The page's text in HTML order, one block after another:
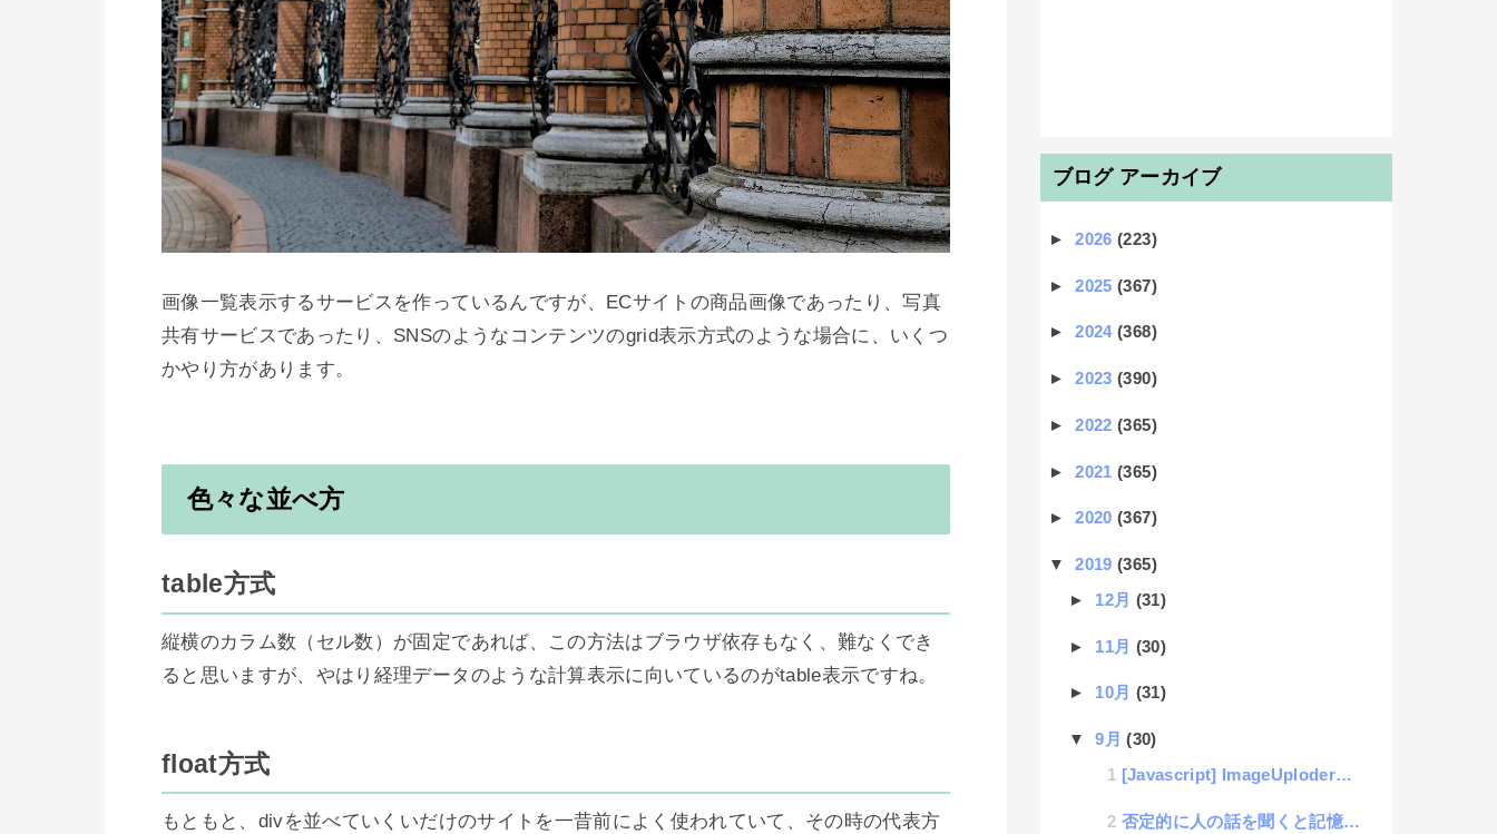
画像一覧表示するサービスを作っているんですが、ECサイトの商品画像であったり、写真
共有サービスであったり、SNSのようなコンテンツのgrid表示方式のような場合に、いくつ
かやり方があります。
色々な並べ方
table方式
縦横のカラム数（セル数）が固定であれば、この方法はブラウザ依存もなく、難なくでき
ると思いますが、やはり経理データのような計算表示に向いているのがtable表示ですね。
float方式
もともと、divを並べていくいだけのサイトを一昔前によく使われていて、その時の代表方
ブログ アーカイブ
►2026(223)
►2025(367)
►2024(368)
►2023(390)
►2022(365)
►2021(365)
►2020(367)
▼2019(365)
► 12月 (31)
► 11月 (30)
► 10月 (31)
▼9月(30)
[Javascript] ImageUploderライブラリの機能追加 （trimとorientat...
否定的に人の話を聞くと記憶に残りやすい話